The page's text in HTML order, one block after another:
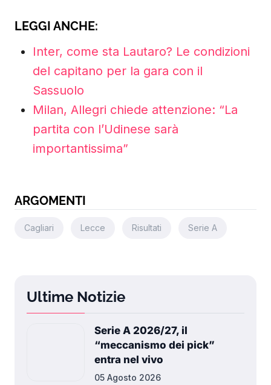
LEGGI ANCHE:
Inter, come sta Lautaro? Le condizioni
del capitano per la gara con il
Sassuolo
Milan, Allegri chiede attenzione: “La
partita con l’Udinese sarà
importantissima”
ARGOMENTI
Cagliari Lecce Risultati Serie A
Ultime Notizie
Serie A 2026/27, il
“meccanismo dei pick”
entra nel vivo
05 Agosto 2026